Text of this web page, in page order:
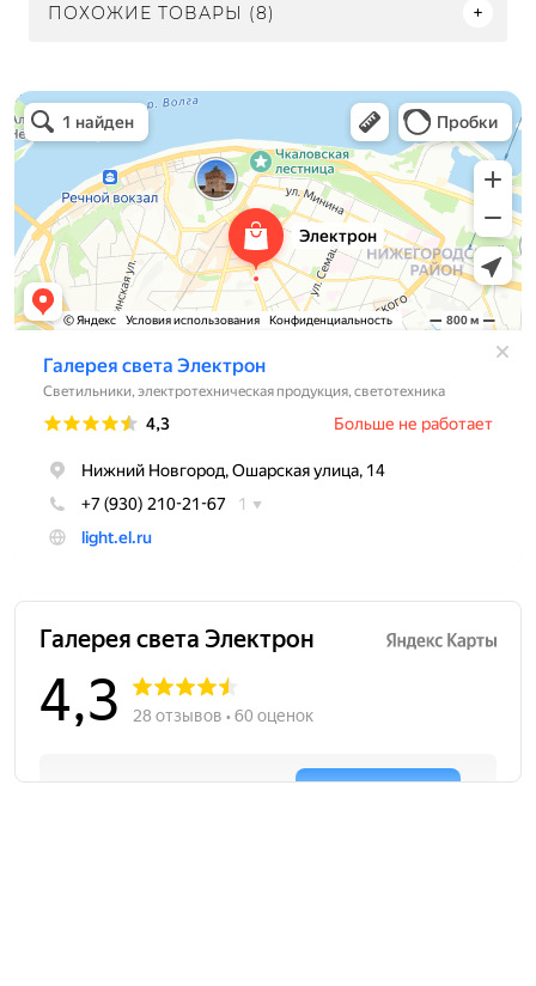
ПОХОЖИЕ ТОВАРЫ (8)
Электрон
Светильники в Нижнем Новгороде
Электротехническая продукция в Нижнем Новгороде